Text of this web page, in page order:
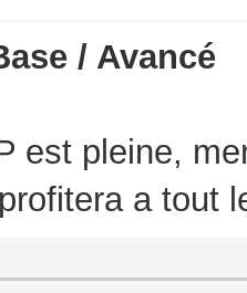
/ Avancé
est pleine,
a tout